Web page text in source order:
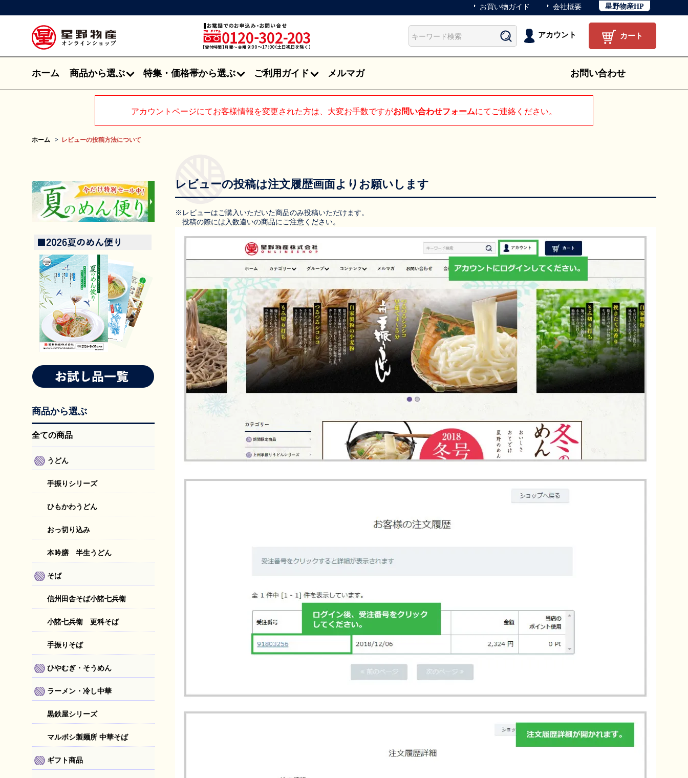
星野物産HP
会社概要
お買い物ガイド
アカウント カート
ホーム 商品から選ぶ 特集・価格帯から選ぶ ご利用ガイド メルマガ お問い合わせ
アカウントページにてお客様情報を変更された方は、大変お手数ですがお問い合わせフォームにてご連絡ください。
ホーム レビューの投稿方法について
レビューの投稿は注文履歴画面よりお願いします
※レビューはご購入いただいた商品のみ投稿いただけます。
投稿の際には入数違いの商品にご注意ください。
商品から選ぶ
全ての商品
うどん
手振りシリーズ
ひもかわうどん
おっ切り込み
本吟膳 半生うどん
そば
信州田舎そば小諸七兵衛
小諸七兵衛 更科そば
手振りそば
ひやむぎ・そうめん
ラーメン・冷し中華
黒鉄屋シリーズ
マルボシ製麺所 中華そば
ギフト商品